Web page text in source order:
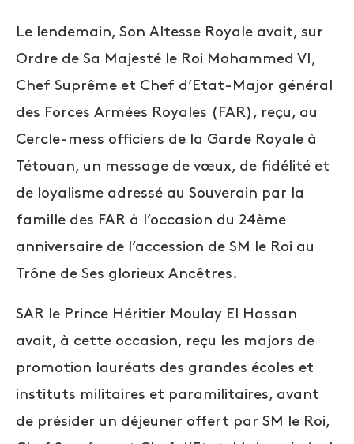
Le lendemain, Son Altesse Royale avait, sur
Ordre de Sa Majesté le Roi Mohammed VI,
Chef Suprême et Chef d’Etat-Major général
des Forces Armées Royales (FAR), reçu, au
Cercle-mess officiers de la Garde Royale à
Tétouan, un message de vœux, de fidélité et
de loyalisme adressé au Souverain par la
famille des FAR à l’occasion du 24ème
anniversaire de l’accession de SM le Roi au
Trône de Ses glorieux Ancêtres.
SAR le Prince Héritier Moulay El Hassan
avait, à cette occasion, reçu les majors de
promotion lauréats des grandes écoles et
instituts militaires et paramilitaires, avant
de présider un déjeuner offert par SM le Roi,